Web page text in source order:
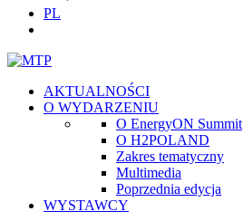
PL
AKTUALNOŚCI
O WYDARZENIU
O EnergyON Summit
O H2POLAND
Zakres tematyczny
Multimedia
Poprzednia edycja
WYSTAWCY